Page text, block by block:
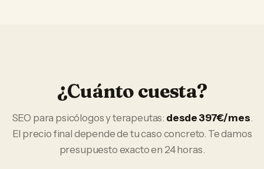
¿Cuánto cuesta?
SEO para psicólogos y terapeutas: desde 397€/mes.
El precio final depende de tu caso concreto. Te damos
presupuesto exacto en 24 horas.